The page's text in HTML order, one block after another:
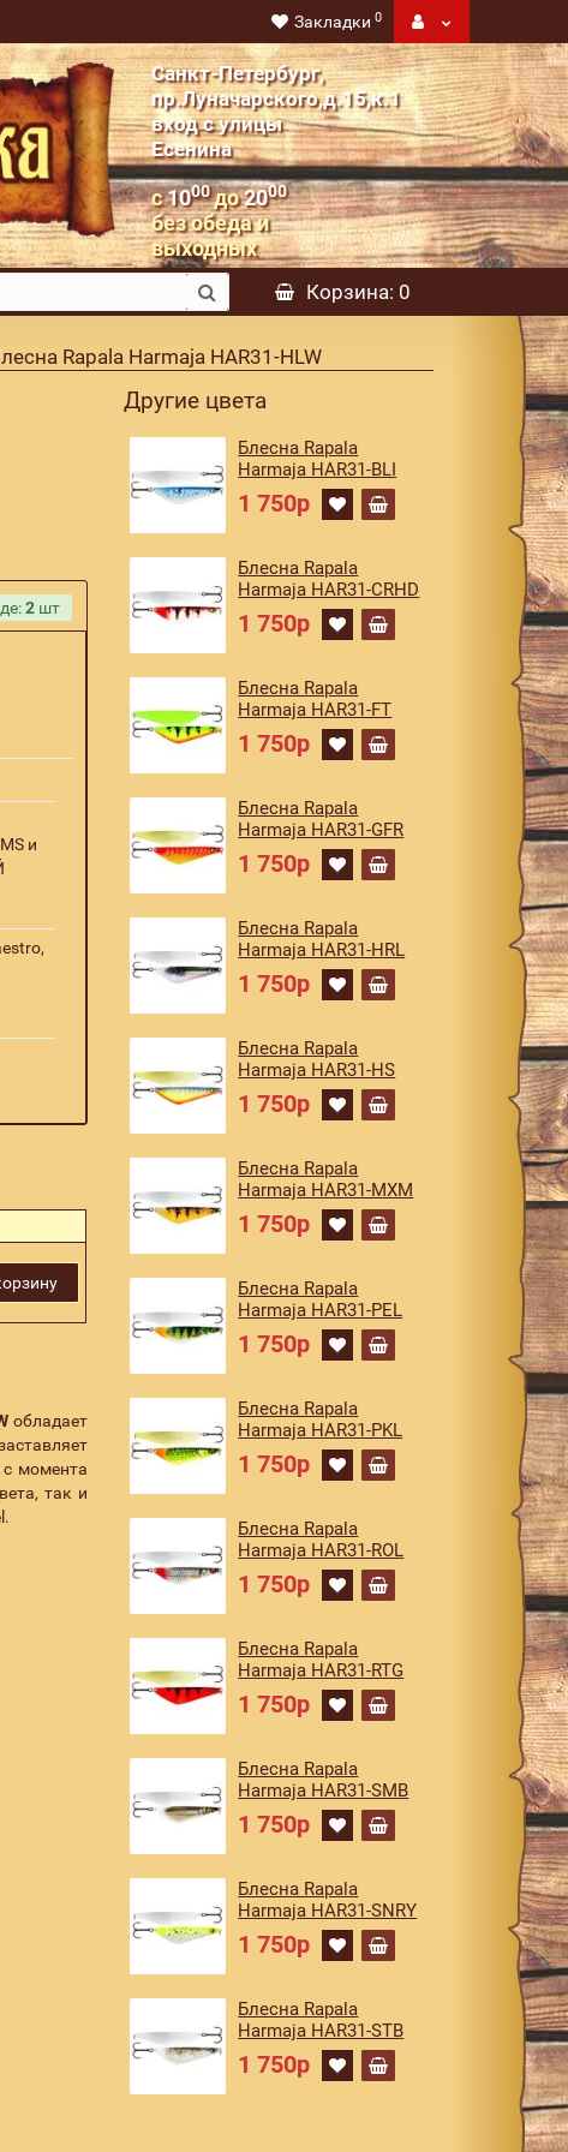
Закладки 0
Санкт-Петербург,
пр.Луначарского,д.15,к.1
вход с улицы
Есенина
с1000до2000
без обеда и
выходных
Корзина: 0
Rapala Harmaja HAR31-HLW
2 шт
и
обладает
момента
так и
Другие цвета
Блесна Rapala
Harmaja HAR31-BLI
1 750р
Блесна Rapala
Harmaja HAR31-CRHD
1 750р
Блесна Rapala
Harmaja HAR31-FT
1 750р
Блесна Rapala
Harmaja HAR31-GFR
1 750р
Блесна Rapala
Harmaja HAR31-HRL
1 750р
Блесна Rapala
Harmaja HAR31-HS
1 750р
Блесна Rapala
Harmaja HAR31-MXM
1 750р
Блесна Rapala
Harmaja HAR31-PEL
1 750р
Блесна Rapala
Harmaja HAR31-PKL
1 750р
Блесна Rapala
Harmaja HAR31-ROL
1 750р
Блесна Rapala
Harmaja HAR31-RTG
1 750р
Блесна Rapala
Harmaja HAR31-SMB
1 750р
Блесна Rapala
Harmaja HAR31-SNRY
1 750р
Блесна Rapala
Harmaja HAR31-STB
1 750р